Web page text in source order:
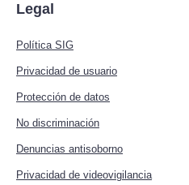
Legal
Política SIG
Privacidad de usuario
Protección de datos
No discriminación
Denuncias antisoborno
Privacidad de videovigilancia